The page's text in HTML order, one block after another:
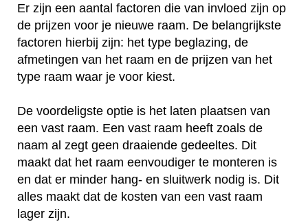
Er zijn een aantal factoren die van invloed zijn op
de prijzen voor je nieuwe raam. De belangrijkste
factoren hierbij zijn: het type beglazing, de
afmetingen van het raam en de prijzen van het
type raam waar je voor kiest.
De voordeligste optie is het laten plaatsen van
een vast raam. Een vast raam heeft zoals de
naam al zegt geen draaiende gedeeltes. Dit
maakt dat het raam eenvoudiger te monteren is
en dat er minder hang- en sluitwerk nodig is. Dit
alles maakt dat de kosten van een vast raam
lager zijn.